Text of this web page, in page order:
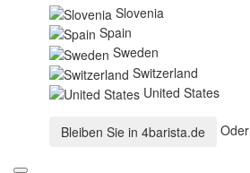
Slovenia
Spain
Sweden
Switzerland
United States
Bleiben Sie in 4barista.de Oder